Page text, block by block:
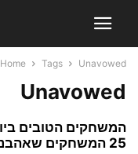
Home Tags Unavowed
Unavowed
25 המשחקים שאהבנו לשחק השנה